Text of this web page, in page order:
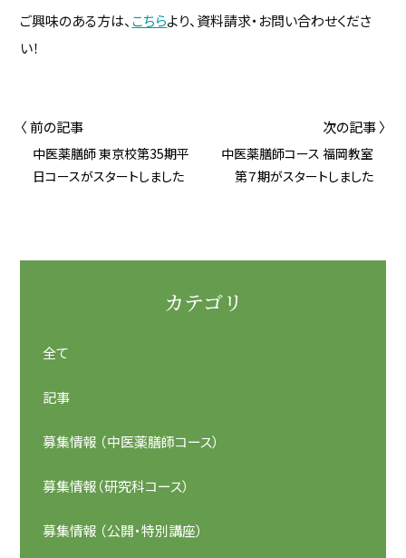
ご興味のある方は、 こちらより、資料請求・お問い合わせくださ
い！
〈 前の記事
中医薬膳師 東京校第35期平
日コースがスタートしました
次の記事 〉
中医薬膳師コース 福岡教室
第７期がスタートしました
カテゴリ
全て
記事
募集情報 （中医薬膳師コース）
募集情報（研究科コース）
募集情報 （公開・特別講座）